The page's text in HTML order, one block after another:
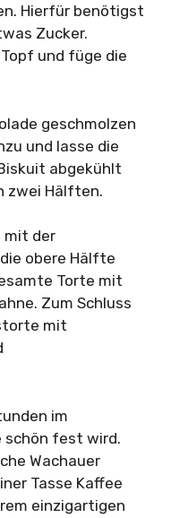
Hierfür benötigst
Zucker.
und füge die
geschmolzen
und lasse die
abgekühlt
zwei Hälften.
mit der
obere Hälfte
Torte mit
Zum Schluss
mit
im
schön fest wird.
Wachauer
Tasse Kaffee
einzigartigen